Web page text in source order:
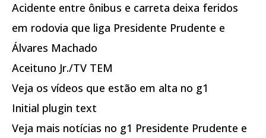
Acidente entre ônibus e carreta deixa feridos
em rodovia que liga Presidente Prudente e
Álvares Machado
Aceituno Jr./TV TEM
Veja os vídeos que estão em alta no g1
Initial plugin text
Veja mais notícias no g1 Presidente Prudente e